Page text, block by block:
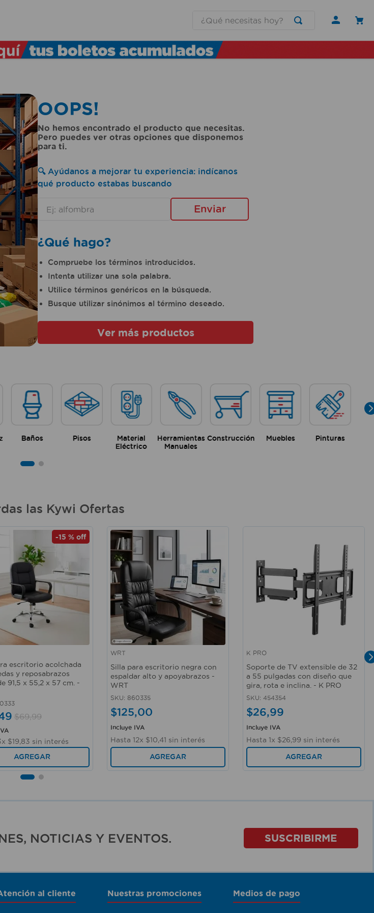
OOPS!
No hemos encontrado el producto que necesitas.
Pero puedes ver otras opciones que disponemos
para ti.
🔍 Ayúdanos a mejorar tu experiencia: indícanos
qué producto estabas buscando
Enviar
¿Qué hago?
Compruebe los términos introducidos.
Intenta utilizar una sola palabra.
Utilice términos genéricos en la búsqueda.
Busque utilizar sinónimos al término deseado.
Ver más productos
Baños Pisos
Material
Eléctrico
Herramientas
Manuales
Construcción Muebles Pinturas
las Kywi Ofertas
-15 %off
escritorio acolchada
y reposabrazos
91,5 x 55,2 x 57 cm. -
$69,99
x $19,83 sin interés
AGREGAR
WRT
Silla para escritorio negra con
espaldar alto y apoyabrazos -
WRT
SKU:860335
$125,00
Incluye IVA
Hasta12x $10,41 sin interés
AGREGAR
K PRO
Soporte de TV extensible de 32
a 55 pulgadas con diseño que
gira, rota e inclina. - K PRO
SKU:454354
$26,99
Incluye IVA
Hasta1x $26,99 sin interés
AGREGAR
NOTICIAS Y EVENTOS. SUSCRIBIRME
al cliente Nuestras promociones Medios de pago
MÁS BUSCADOS
lavamanos